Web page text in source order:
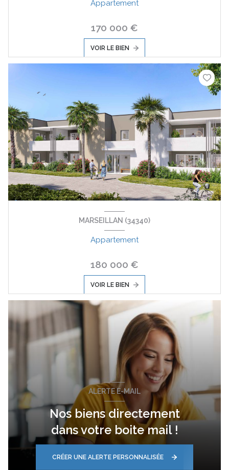
Appartement
170 000 €
VOIR LE BIEN
MARSEILLAN (34340)
Appartement
180 000 €
VOIR LE BIEN
ALERTE E-MAIL
Nos biens directement
dans votre boite mail !
CRÉER UNE ALERTE PERSONNALISÉE